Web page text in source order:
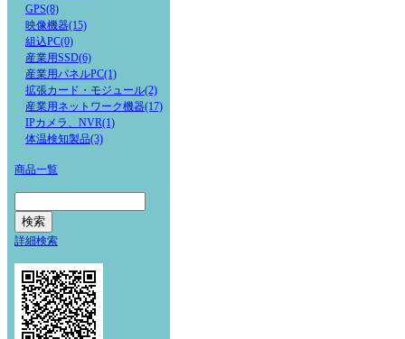
GPS(8)
映像機器(15)
組込PC(0)
産業用SSD(6)
産業用パネルPC(1)
拡張カード・モジュール(2)
産業用ネットワーク機器(17)
IPカメラ、NVR(1)
体温検知製品(3)
商品一覧
詳細検索